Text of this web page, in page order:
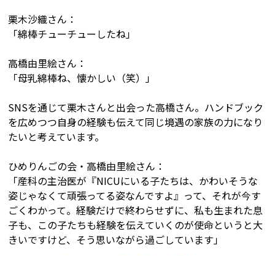
栗木沙織さん：
「綿棒チューチューしたね」
高橋由里絵さん：
「母乳綿棒ね、懐かしい（笑）」
SNSを通じて栗木さんと出会った高橋さん。ハンドブック
を広めつつ自身の経験も伝えて同じ境遇の家族の力になり
たいと考えています。
ひめりんごの会・高橋由里絵さん：
「産科の主治医が『NICUにいる子たちは、かわいそうな
姿じゃなくて頑張ってる姿なんですよ』って、それが今す
ごくわかって。経験だけで終わらせずに、私も生まれた息
子も、この子たちも経験を伝えていくのが使命というと大
きいですけど、そう思いながら過ごしています」